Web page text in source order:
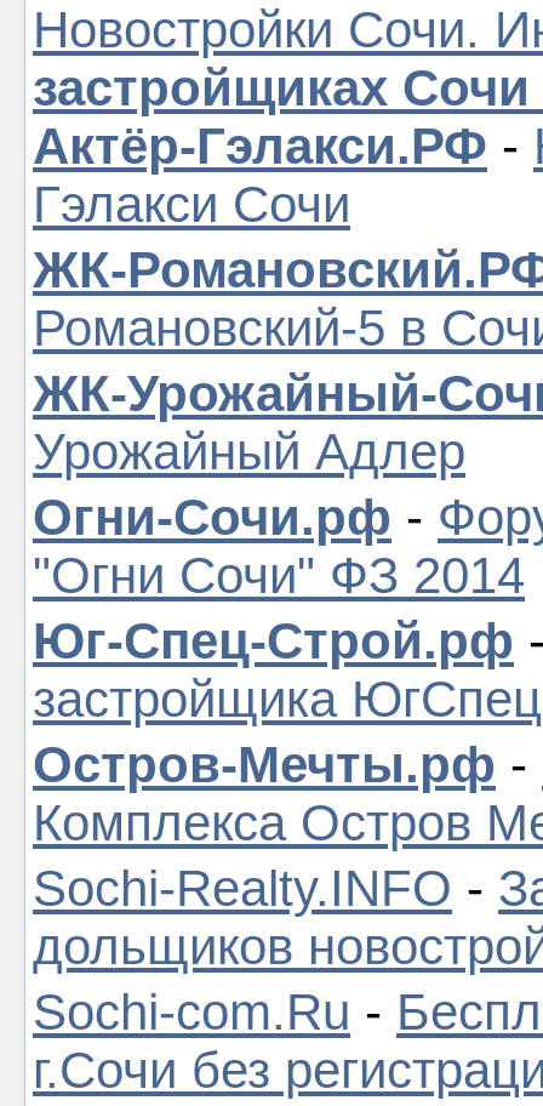
Новостройки Сочи.
застройщиках Сочи
Актёр-Гэлакси.РФ -
Гэлакси Сочи
ЖК-
Романовский-5 в
ЖК-Урожайный-
Урожайный Адлер
Огни-Сочи.рф -
"Огни Сочи" ФЗ 2014
Юг-Спец-Строй.рф
застройщика
Остров-Мечты.рф -
Комплекса Остров
Sochi-Realty.INFO -
дольщиков
Sochi-com.Ru -
г.Сочи без